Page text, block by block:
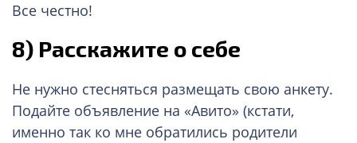
Все честно!
8) Расскажите о себе
Не нужно стесняться размещать свою анкету.
Подайте объявление на «Авито» (кстати,
именно так ко мне обратились родители